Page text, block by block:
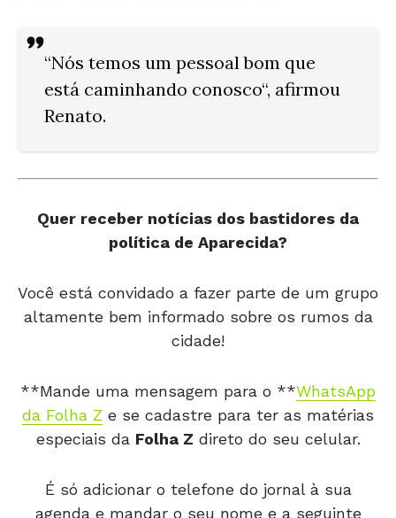
“Nós temos um pessoal bom que
está caminhando conosco“, afirmou
Renato.
Quer receber notícias dos bastidores da
política de Aparecida?
Você está convidado a fazer parte de um grupo
altamente bem informado sobre os rumos da
cidade!
**Mande uma mensagem para o **WhatsApp
da Folha Z e se cadastre para ter as matérias
especiais da Folha Z direto do seu celular.
É só adicionar o telefone do jornal à sua
agenda e mandar o seu nome e a seguinte